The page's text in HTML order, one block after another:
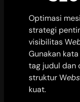
Optimasi
strategi
visibilitas W
Gunakan
tag judul dan
struktur W
kuat.